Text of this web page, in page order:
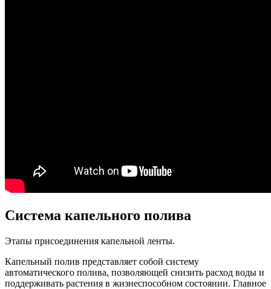
Система капельного полива
Этапы присоединения капельной ленты.
Капельный полив представляет собой систему
автоматического полива, позволяющей снизить расход воды и
поддерживать растения в жизнеспособном состоянии. Главное